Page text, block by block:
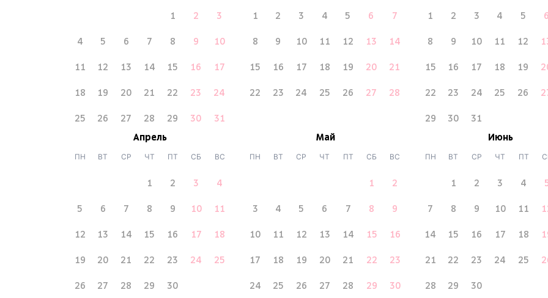
1 2 3
4 5 6 7 8 9 10
11 12 13 14 15 16 17
18 19 20 21 22 23 24
25 26 27 28 29 30 31
1 2 3 4 5 6 7
8 9 10 11 12 13 14
15 16 17 18 19 20 21
22 23 24 25 26 27 28
1 2 3 4 5 6
8 9 10 11 12
15 16 17 18 19
22 23 24 25 26
29 30
31
Апрель
ПН ВТ СР ЧТ ПТ СБ ВС
1 2 3 4
5 6 7 8 9 10 11
12 13 14 15 16 17 18
19 20 21 22 23 24 25
26 27 28 29 30
Май
ПН ВТ СР ЧТ ПТ СБ ВС
1 2
3 4 5 6 7 8 9
10 11 12 13 14 15 16
17 18 19 20 21 22 23
24 25 26 27 28 29 30
Июнь
ПН ВТ СР ЧТ ПТ
1 2 3 4
7 8 9 10 11
14 15 16 17 18
21 22 23 24 25
28 29 30